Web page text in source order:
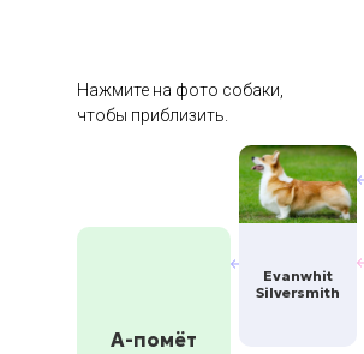
Evanwhit
Silversmith
А-помёт
Нажмите на фото собаки,
чтобы приблизить.